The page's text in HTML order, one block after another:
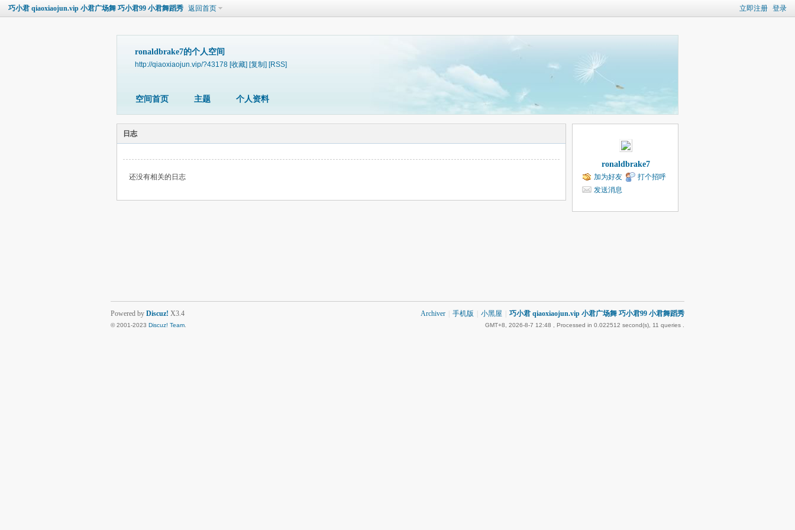
立即注册 登录
巧小君 qiaoxiaojun.vip 小君广场舞 巧小君99 小君舞蹈秀 返回首页
ronaldbrake7的个人空间
http://qiaoxiaojun.vip/?43178 [收藏] [复制] [RSS]
空间首页 主题 个人资料
日志
还没有相关的日志
ronaldbrake7
加为好友
打个招呼
发送消息
Archiver 手机版 小黑屋 巧小君 qiaoxiaojun.vip 小君广场舞 巧小君99 小君舞蹈秀
GMT+8, 2026-8-7 12:48 , Processed in 0.022512 second(s), 11 queries .
Powered by Discuz! X3.4
© 2001-2023 Discuz! Team